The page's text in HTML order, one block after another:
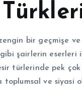
bir geçmişe
şairlerin eserleri
türlerinde pek çok
ve siyasi